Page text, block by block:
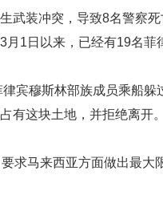
武装冲突，导致8名警察
1日以来，已经有19名菲
宾穆斯林部族成员乘船
有这块土地，并拒绝离开
求马来西亚方面做出最大